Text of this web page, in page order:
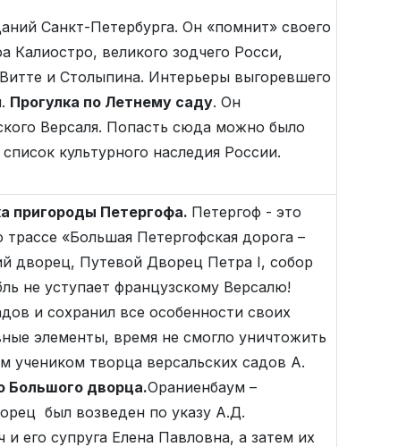
Санкт-Петербурга. Он «помнит» своего
Калиостро, великого зодчего Росси,
и Столыпина. Интерьеры выгоревшего
Прогулка по Летнему саду. Он
Версаля. Попасть сюда можно было
культурного наследия России.
пригороды Петергофа. Петергоф - это
«Большая Петергофская дорога –
дворец, Путевой Дворец Петра I, собор
не уступает французскому Версалю!
и сохранил все особенности своих
элементы, время не смогло уничтожить
творца версальских садов А.
Большого дворца.Ораниенбаум –
был возведен по указу А.Д.
его супруга Елена Павловна, а затем их